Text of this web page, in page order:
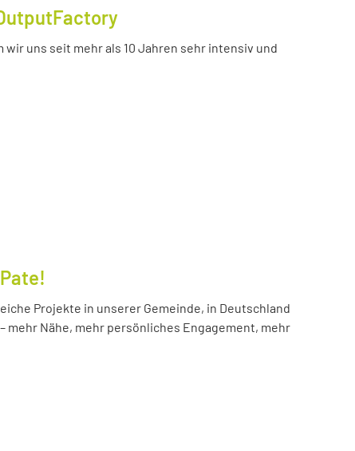
uns seit mehr als 10 Jahren sehr intensiv und
Projekte in unserer Gemeinde, in Deutschland
Nähe, mehr persönliches Engagement, mehr